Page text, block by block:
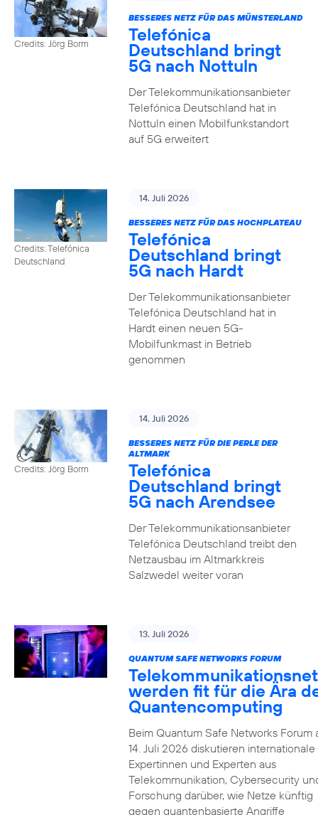
Credits: Jörg Borm
BESSERES NETZ FÜR DAS MÜNSTERLAND
Telefónica
Deutschland bringt
5G nach Nottuln
Der Telekommunikationsanbieter
Telefónica Deutschland hat in
Nottuln einen Mobilfunkstandort
auf 5G erweitert
Credits: Telefónica
Deutschland
14. Juli 2026
BESSERES NETZ FÜR DAS HOCHPLATEAU
Telefónica
Deutschland bringt
5G nach Hardt
Der Telekommunikationsanbieter
Telefónica Deutschland hat in
Hardt einen neuen 5G-
Mobilfunkmast in Betrieb
genommen
Credits: Jörg Borm
14. Juli 2026
BESSERES NETZ FÜR DIE PERLE DER
ALTMARK
Telefónica
Deutschland bringt
5G nach Arendsee
Der Telekommunikationsanbieter
Telefónica Deutschland treibt den
Netzausbau im Altmarkkreis
Salzwedel weiter voran
13. Juli 2026
QUANTUM SAFE NETWORKS FORUM
werden fit für die Ära
Quantencomputing
Beim Quantum Safe Networks Forum
14. Juli 2026 diskutieren internationale
Expertinnen und Experten aus
Telekommunikation, Cybersecurity
Forschung darüber, wie Netze künftig
gegen quantenbasierte Angriffe